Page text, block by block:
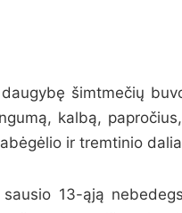
šimtmečių
kalbą,
ir tremtinio
sausio 13-ąją